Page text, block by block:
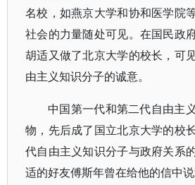
名校，如燕京大学和协和医学院
社会的力量随处可见。在国民政
胡适又做了北京大学的校长，可
由主义知识分子的诚意。
中国第一代和第二代自由主
物，先后成了国立北京大学的校
代自由主义知识分子与政府关系
适的好友傅斯年曾在给他的信中说